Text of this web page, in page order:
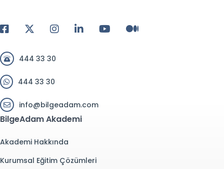
444 33 30
444 33 30
info@bilgeadam.com
BilgeAdam Akademi
Akademi Hakkında
Kurumsal Eğitim Çözümleri